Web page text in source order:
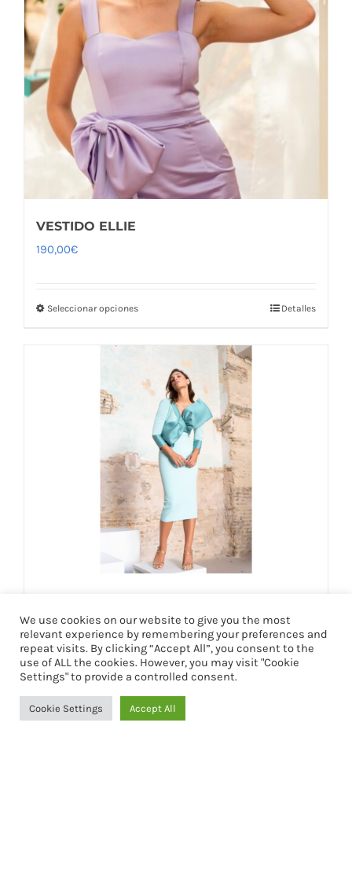
VESTIDO ELLIE
190,00€
Seleccionar opciones Detalles
199,90€
Seleccionar opciones
We use cookies on our website to give you the most
relevant experience by remembering your preferences and
repeat visits. By clicking “Accept All”, you consent to the
use of ALL the cookies. However, you may visit "Cookie
Settings" to provide a controlled consent.
Cookie Settings Accept All